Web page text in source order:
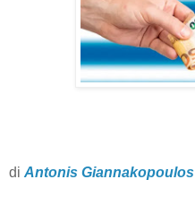
di Antonis Giannakopoulos